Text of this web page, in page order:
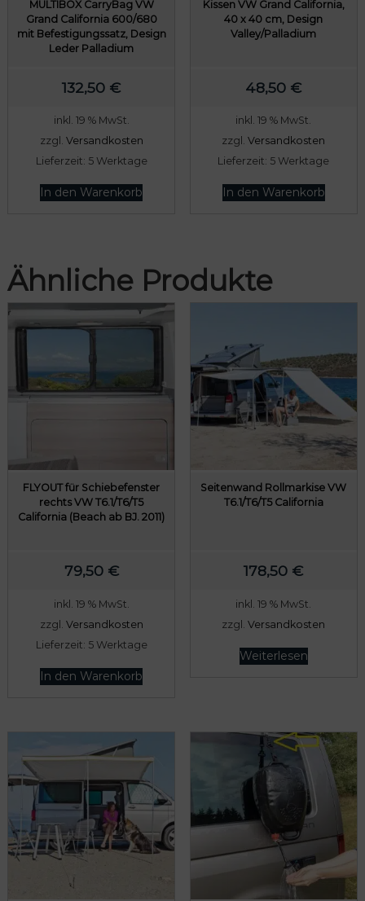
MULTIBOX CarryBag VW
Grand California 600/680
mit Befestigungssatz, Design
Leder Palladium
132,50 €
inkl. 19 % MwSt.
zzgl. Versandkosten
Lieferzeit: 5 Werktage
In den Warenkorb
Kissen VW Grand California,
40 x 40 cm, Design
Valley/Palladium
48,50 €
inkl. 19 % MwSt.
zzgl.Versandkosten
Lieferzeit: 5 Werktage
In den Warenkorb
Ähnliche Produkte
FLYOUT für Schiebefenster
rechts VW T6.1/T6/T5
California (Beach ab BJ. 2011)
79,50 €
inkl. 19 % MwSt.
zzgl. Versandkosten
Lieferzeit: 5 Werktage
In den Warenkorb
Seitenwand Rollmarkise VW
T6.1/T6/T5 California
178,50 €
inkl. 19 % MwSt.
zzgl.Versandkosten
Weiterlesen